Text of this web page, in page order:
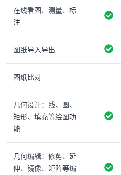
在线看图、测量、标
注
图纸导入导出
图纸比对
几何设计：线、圆、
矩形、填充等绘图功
能
几何编辑：修剪、延
伸、镜像、矩阵等编